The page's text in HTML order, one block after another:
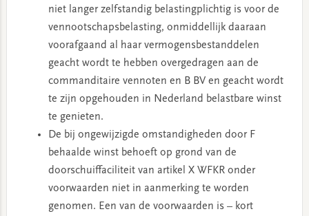
niet langer zelfstandig belastingplichtig is voor de
vennootschapsbelasting, onmiddellijk daaraan
voorafgaand al haar vermogensbestanddelen
geacht wordt te hebben overgedragen aan de
commanditaire vennoten en B BV en geacht wordt
te zijn opgehouden in Nederland belastbare winst
te genieten.
De bij ongewijzigde omstandigheden door F
behaalde winst behoeft op grond van de
doorschuiffaciliteit van artikel X WFKR onder
voorwaarden niet in aanmerking te worden
genomen. Een van de voorwaarden is – kort